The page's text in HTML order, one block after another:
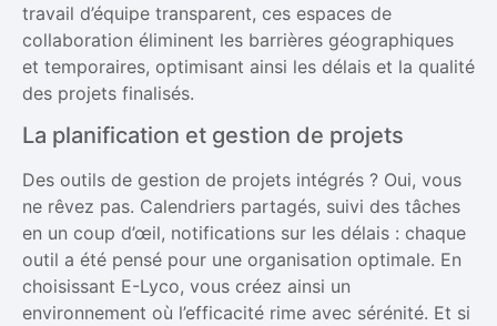
travail d’équipe transparent, ces espaces de
collaboration éliminent les barrières géographiques
et temporaires, optimisant ainsi les délais et la qualité
des projets finalisés.
La planification et gestion de projets
Des outils de gestion de projets intégrés ? Oui, vous
ne rêvez pas. Calendriers partagés, suivi des tâches
en un coup d’œil, notifications sur les délais : chaque
outil a été pensé pour une organisation optimale. En
choisissant E-Lyco, vous créez ainsi un
environnement où l’efficacité rime avec sérénité. Et si